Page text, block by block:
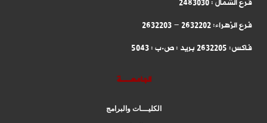
فرع الزهراء: 2632202 - 2632203
فاكس: 2632205 بريد : ص.ب : 5043
الجامعــة
الكليـــات والبرامج